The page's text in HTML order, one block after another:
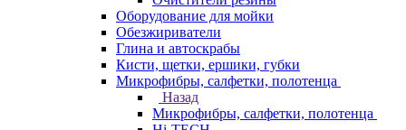
Оборудование для мойки
Обезжириватели
Глина и автоскрабы
Кисти, щетки, ершики, губки
Микрофибры, салфетки, полотенца
Назад
Микрофибры, салфетки, полотенца